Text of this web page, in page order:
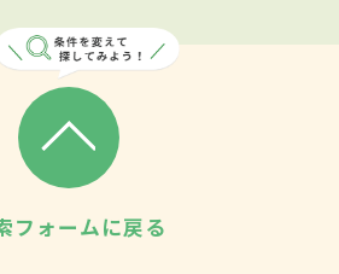
フォームに戻る